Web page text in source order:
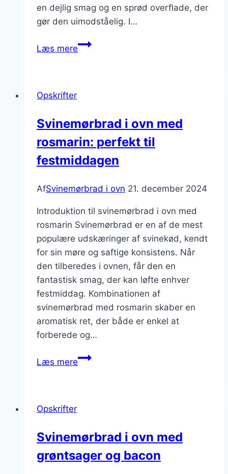
en dejlig smag og en sprød overflade, der
gør den uimodståelig. I…
Læs mereSvinemørbrad
og
bønner
Opskrifter
Svinemørbrad i ovn med
rosmarin: perfekt til
festmiddagen
AfSvinemørbrad i ovn 21. december 2024
Introduktion til svinemørbrad i ovn med
rosmarin Svinemørbrad er en af de mest
populære udskæringer af svinekød, kendt
for sin møre og saftige konsistens. Når
den tilberedes i ovnen, får den en
fantastisk smag, der kan løfte enhver
festmiddag. Kombinationen af
svinemørbrad med rosmarin skaber en
aromatisk ret, der både er enkel at
forberede og…
Læs mereSvinemørbrad
til
festmiddagen
Opskrifter
Svinemørbrad i ovn med
grøntsager og bacon